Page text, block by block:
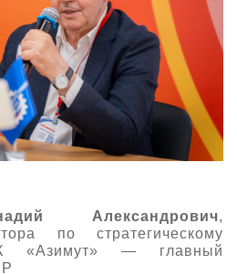
Александрович,
по стратегическому
«Азимут» — главный